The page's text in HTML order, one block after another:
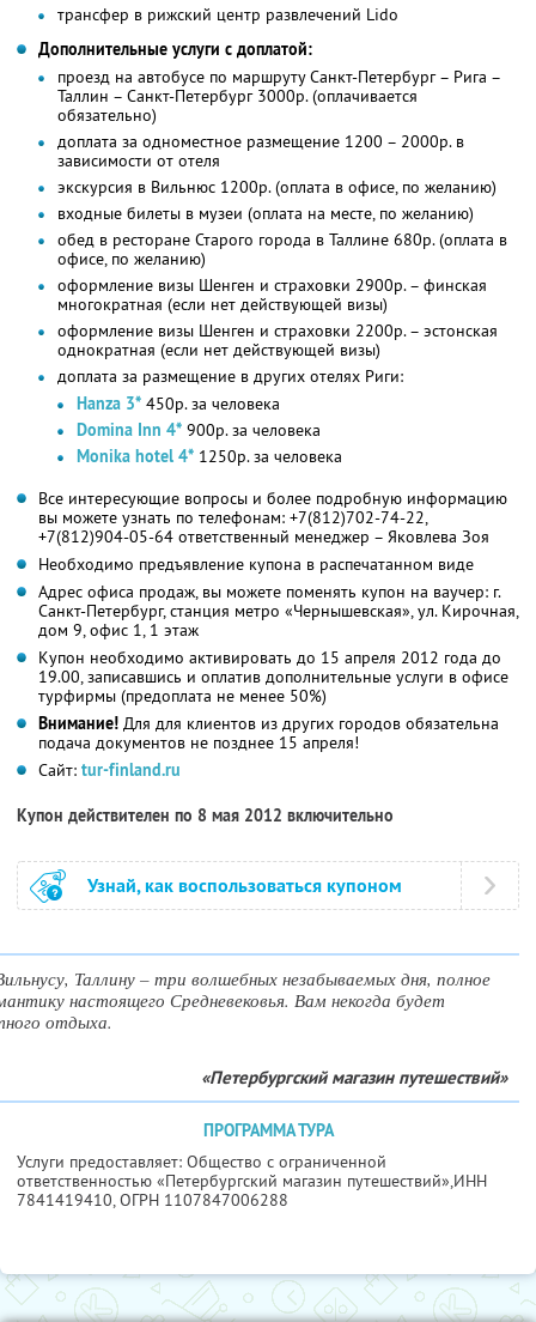
трансфер в рижский центр развлечений Lido
Дополнительные услуги с доплатой:
проезд на автобусе по маршруту Санкт-Петербург – Рига –
Таллин – Санкт-Петербург 3000р. (оплачивается
обязательно)
доплата за одноместное размещение 1200 – 2000р. в
зависимости от отеля
экскурсия в Вильнюс 1200р. (оплата в офисе, по желанию)
входные билеты в музеи (оплата на месте, по желанию)
обед в ресторане Старого города в Таллине 680р. (оплата в
офисе, по желанию)
оформление визы Шенген и страховки 2900р. – финская
многократная (если нет действующей визы)
оформление визы Шенген и страховки 2200р. – эстонская
однократная (если нет действующей визы)
доплата за размещение в других отелях Риги:
Hanza 3* 450р. за человека
Domina Inn 4* 900р. за человека
Monika hotel 4* 1250р. за человека
Все интересующие вопросы и более подробную информацию
вы можете узнать по телефонам: +7(812)702-74-22,
+7(812)904-05-64 ответственный менеджер – Яковлева Зоя
Необходимо предъявление купона в распечатанном виде
Адрес офиса продаж, вы можете поменять купон на ваучер: г.
Санкт-Петербург, станция метро «Чернышевская», ул. Кирочная,
дом 9, офис 1, 1 этаж
Купон необходимо активировать до 15 апреля 2012 года до
19.00, записавшись и оплатив дополнительные услуги в офисе
турфирмы (предоплата не менее 50%)
Внимание! Для для клиентов из других городов обязательна
подача документов не позднее 15 апреля!
Сайт: tur-finland.ru
Купон действителен по 8 мая 2012 включительно
Узнай, как воспользоваться купоном
Таллину – три волшебных незабываемых дня, полное
настоящего Средневековья. Вам некогда будет
отдыха.
«Петербургский магазин путешествий»
ПРОГРАММА ТУРА
Услуги предоставляет: Общество с ограниченной
ответственностью «Петербургский магазин путешествий»,ИНН
7841419410, ОГРН 1107847006288